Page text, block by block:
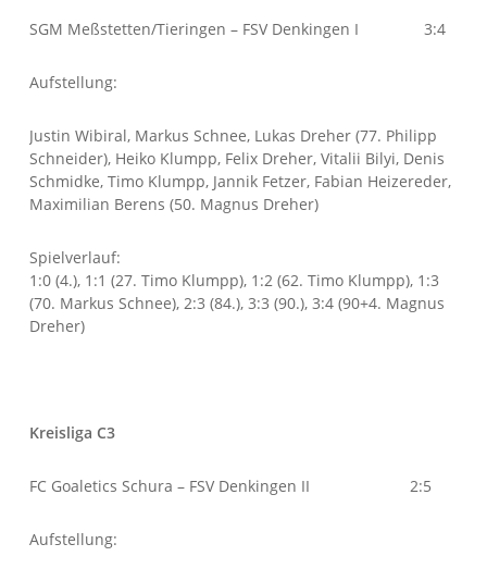
SGM Meßstetten/Tieringen – FSV Denkingen I 3:4
Aufstellung:
Justin Wibiral, Markus Schnee, Lukas Dreher (77. Philipp
Schneider), Heiko Klumpp, Felix Dreher, Vitalii Bilyi, Denis
Schmidke, Timo Klumpp, Jannik Fetzer, Fabian Heizereder,
Maximilian Berens (50. Magnus Dreher)
Spielverlauf:
1:0 (4.), 1:1 (27. Timo Klumpp), 1:2 (62. Timo Klumpp), 1:3
(70. Markus Schnee), 2:3 (84.), 3:3 (90.), 3:4 (90+4. Magnus
Dreher)
Kreisliga C3
FC Goaletics Schura – FSV Denkingen II 2:5
Aufstellung: